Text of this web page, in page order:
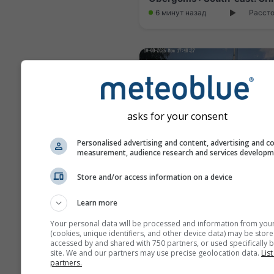
6 минут назад
asks for your consent
Personalised advertising and content, advertising and
measurement, audience research and services
Store and/or access information on a device
Learn more
Your personal data will be processed and information from
(cookies, unique identifiers, and other device data) may be
accessed by and shared with 750 partners, or used specifically
site. We and our partners may use precise geolocation data.
partners.